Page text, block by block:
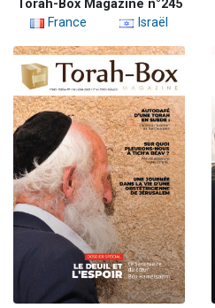
Torah-Box Magazine n°245
France
Israël